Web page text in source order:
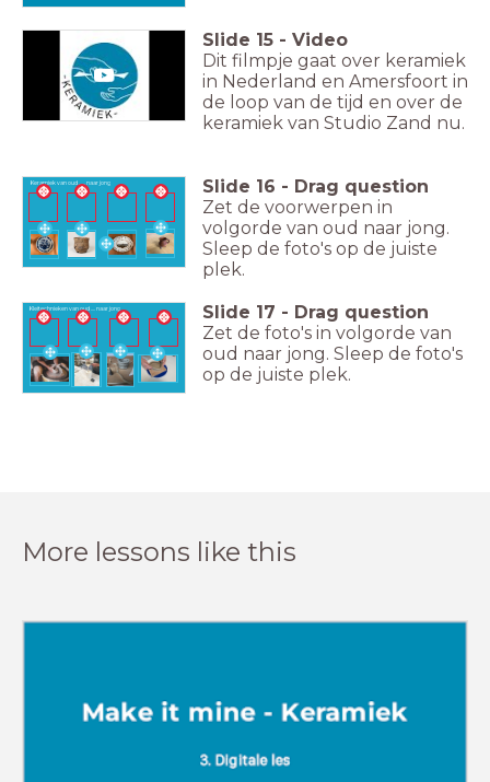
Slide 15 - Video
Dit filmpje gaat over keramiek
in Nederland en Amersfoort in
de loop van de tijd en over de
keramiek van Studio Zand nu.
Keramiek van oud ...... naar jong Slide 16 - Drag question
Zet de voorwerpen in
volgorde van oud naar jong.
Sleep de foto's op de juiste
plek.
Kleitechnieken van oud .... naar jong Slide 17 - Drag question
Zet de foto's in volgorde van
oud naar jong. Sleep de foto's
op de juiste plek.
More lessons like this